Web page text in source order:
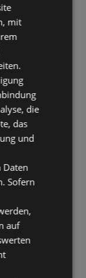
mit
die
das
und
Daten
Sofern
auf